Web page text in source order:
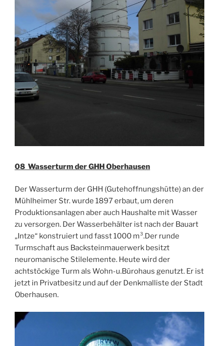
08 Wasserturm der GHH Oberhausen
Der Wasserturm der GHH (Gutehoffnungshütte) an der
Mühlheimer Str. wurde 1897 erbaut, um deren
Produktionsanlagen aber auch Haushalte mit Wasser
zu versorgen. Der Wasserbehälter ist nach der Bauart
„Intze“ konstruiert und fasst 1000 m³.Der runde
Turmschaft aus Backsteinmauerwerk besitzt
neuromanische Stilelemente. Heute wird der
achtstöckige Turm als Wohn-u.Bürohaus genutzt. Er ist
jetzt in Privatbesitz und auf der Denkmalliste der Stadt
Oberhausen.